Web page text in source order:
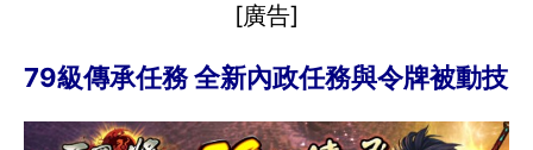
[廣告]
79級傳承任務 全新內政任務與令牌被動技